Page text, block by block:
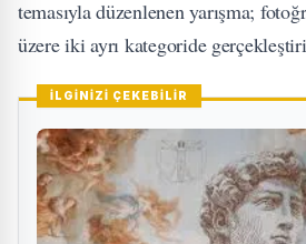
temasıyla düzenlenen yarışma;
üzere iki ayrı kategoride
İLGİNİZİ ÇEKEBİLİR